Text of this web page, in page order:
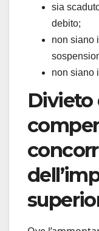
sia
debito;
non siano
non siano
Divieto